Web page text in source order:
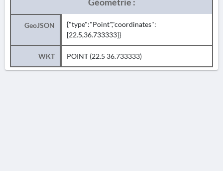
GeoJSON
{"type":"Point","coordinates":
[22.5,36.733333]}
WKT POINT (22.5 36.733333)